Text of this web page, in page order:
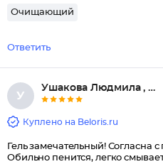
Очищающий
Ответить
У
Ушакова Людмила , Клинцовка
Куплено на Beloris.ru
Гель замечательный! Согласна
Обильно пенится, легко